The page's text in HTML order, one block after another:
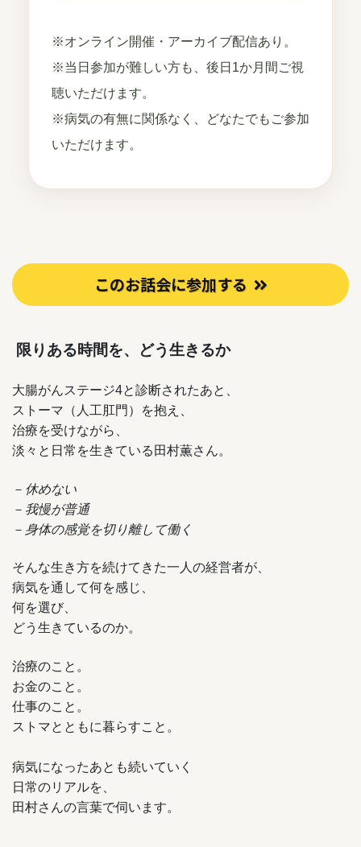
※オンライン開催・アーカイブ配信あり。
※当日参加が難しい方も、後日1か月間ご視
聴いただけます。
※病気の有無に関係なく、どなたでもご参加
いただけます。
このお話会に参加する
限りある時間を、どう生きるか
大腸がんステージ4と診断されたあと、
ストーマ（人工肛門）を抱え、
治療を受けながら、
淡々と日常を生きている田村薫さん。
－ 休めない
－ 我慢が普通
－ 身体の感覚を切り離して働く
そんな生き方を続けてきた一人の経営者が、
病気を通して何を感じ、
何を選び、
どう生きているのか。
治療のこと。
お金のこと。
仕事のこと。
ストマとともに暮らすこと。
病気になったあとも続いていく
日常のリアルを、
田村さんの言葉で伺います。